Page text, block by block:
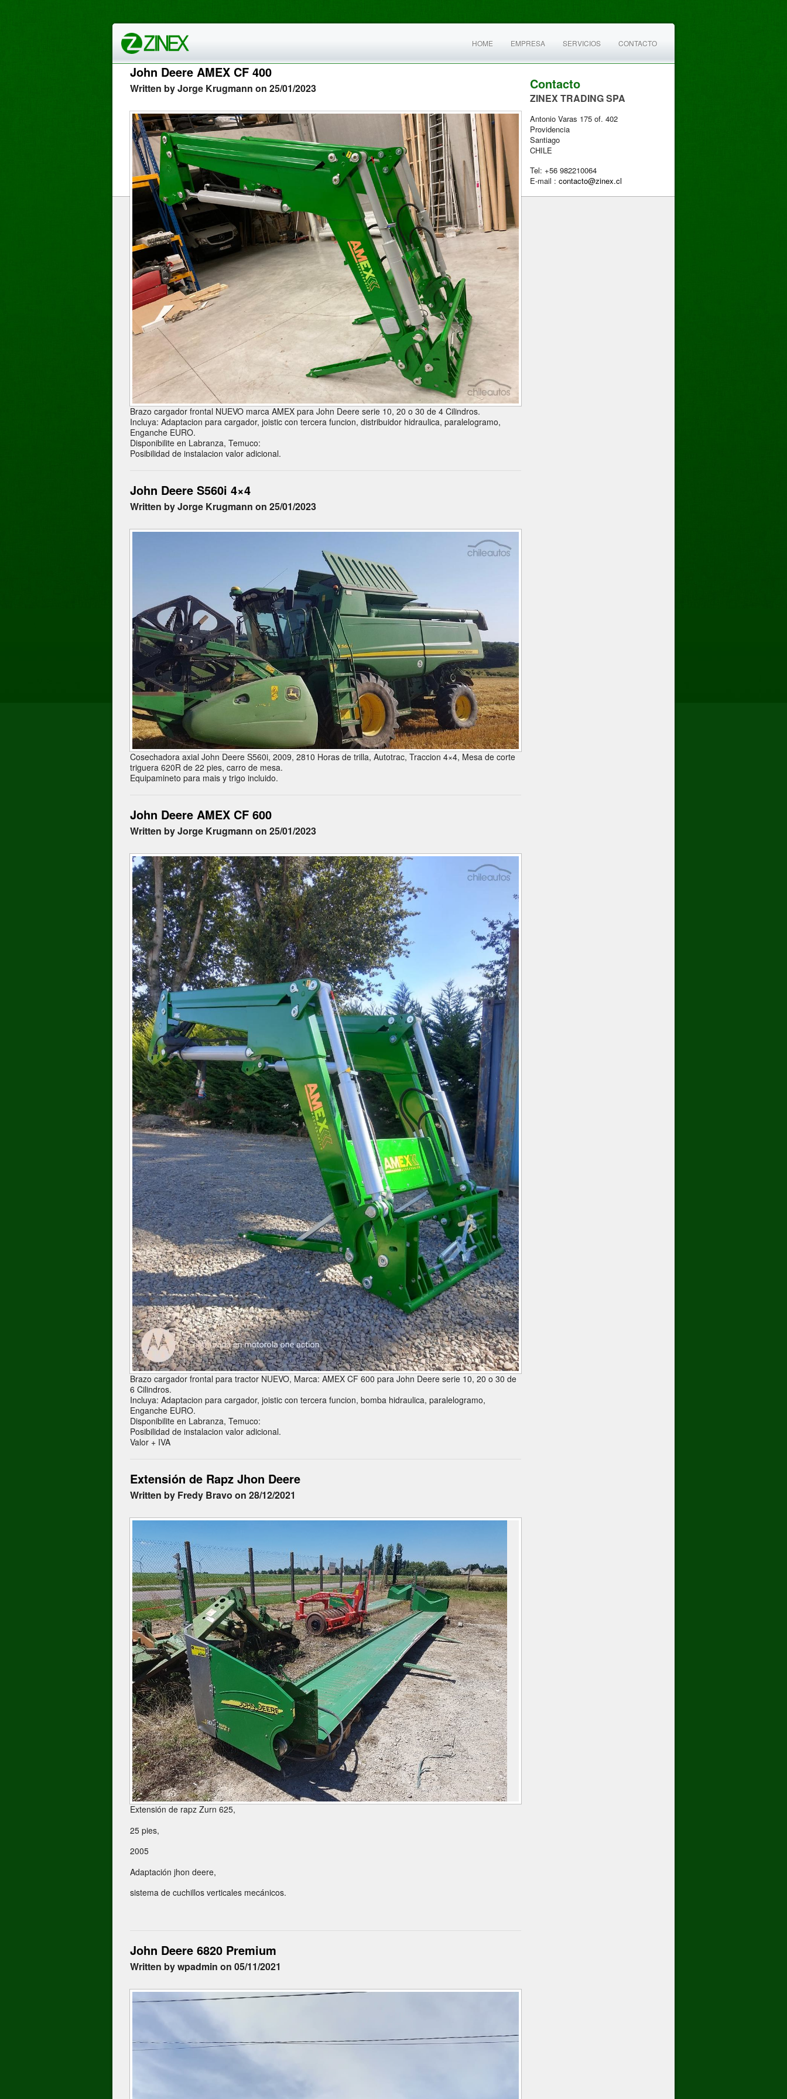
HOME EMPRESA SERVICIOS CONTACTO
John Deere AMEX CF 400
Written by Jorge Krugmann on 25/01/2023
Brazo cargador frontal NUEVO marca AMEX para John Deere serie 10, 20 o 30 de 4 Cilindros.
Incluya: Adaptacion para cargador, joistic con tercera funcion, distribuidor hidraulica, paralelogramo,
Enganche EURO.
Disponibilite en Labranza, Temuco:
Posibilidad de instalacion valor adicional.
John Deere S560i 4×4
Written by Jorge Krugmann on 25/01/2023
Cosechadora axial John Deere S560i, 2009, 2810 Horas de trilla, Autotrac, Traccion 4×4, Mesa de corte
triguera 620R de 22 pies, carro de mesa.
Equipamineto para mais y trigo incluido.
John Deere AMEX CF 600
Written by Jorge Krugmann on 25/01/2023
Brazo cargador frontal para tractor NUEVO, Marca: AMEX CF 600 para John Deere serie 10, 20 o 30 de
6 Cilindros.
Incluya: Adaptacion para cargador, joistic con tercera funcion, bomba hidraulica, paralelogramo,
Enganche EURO.
Disponibilite en Labranza, Temuco:
Posibilidad de instalacion valor adicional.
Valor + IVA
Extensión de Rapz Jhon Deere
Written by Fredy Bravo on 28/12/2021
Extensión de rapz Zurn 625,
25 pies,
2005
Adaptación jhon deere,
sistema de cuchillos verticales mecánicos.
John Deere 6820 Premium
Written by wpadmin on 05/11/2021
Contacto
ZINEX TRADING SPA
Antonio Varas 175 of. 402
Providencia
Santiago
CHILE
Tel: +56 982210064
E-mail : contacto@zinex.cl